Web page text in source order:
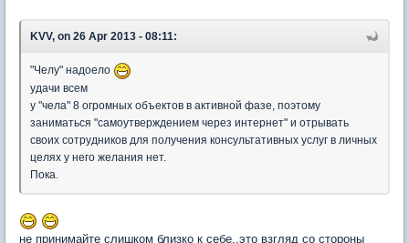
KVV, on 26 Apr 2013 - 08:11:
"Челу" надоело
удачи всем
у "чела" 8 огромных объектов в активной фазе, поэтому
заниматься "самоутверждением через интернет" и отрывать
своих сотрудников для получения консультативных услуг в личных
целях у него желания нет.
Пока.
не принимайте слишком близко к себе..это взгляд со стороны